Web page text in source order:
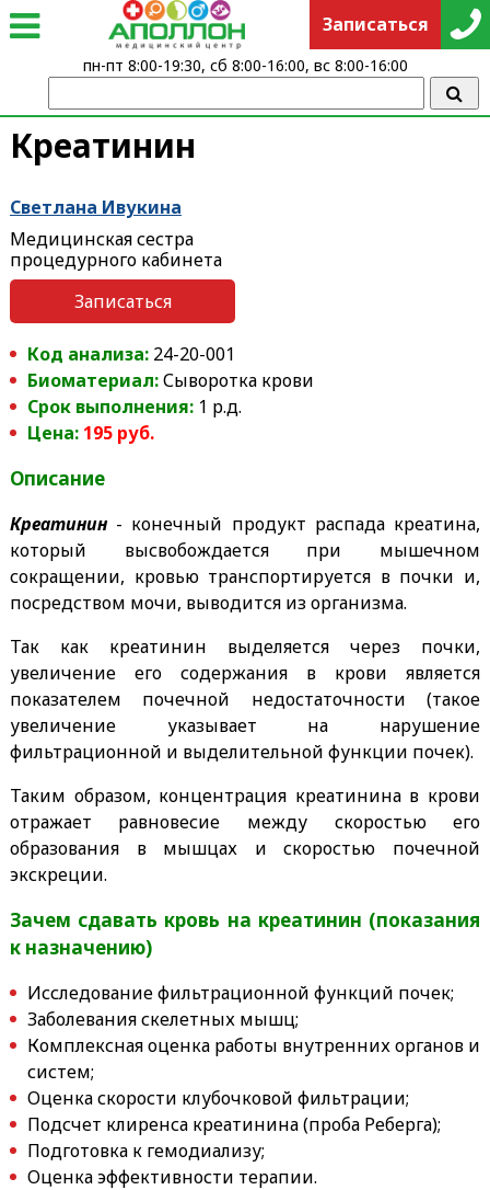
Креатинин
Светлана Ивукина
Медицинская сестра
процедурного кабинета
Записаться
Код анализа: 24-20-001
Биоматериал:Сыворотка крови
Срок выполнения:1 р.д.
Цена: 195 руб.
Описание
Креатинин- конечный продукт распада креатина,
который высвобождается при мышечном
сокращении, кровью транспортируется в почки и,
посредством мочи, выводится из организма.
Так как креатинин выделяется через почки,
увеличение его содержания в крови является
показателем почечной недостаточности (такое
увеличение указывает на нарушение
фильтрационной и выделительной функции почек).
Таким образом, концентрация креатинина в крови
отражает равновесие между скоростью его
образования в мышцах и скоростью почечной
экскреции.
Зачем сдавать кровь на креатинин (показания
к назначению)
Исследование фильтрационной функций почек;
Заболевания скелетных мышц;
Комплексная оценка работы внутренних органов и
систем;
Оценка скорости клубочковой фильтрации;
Подсчет клиренса креатинина (проба Реберга);
Подготовка к гемодиализу;
Оценка эффективности терапии.
Записаться
пн-пт 8:00-19:30, сб 8:00-16:00, вс 8:00-16:00